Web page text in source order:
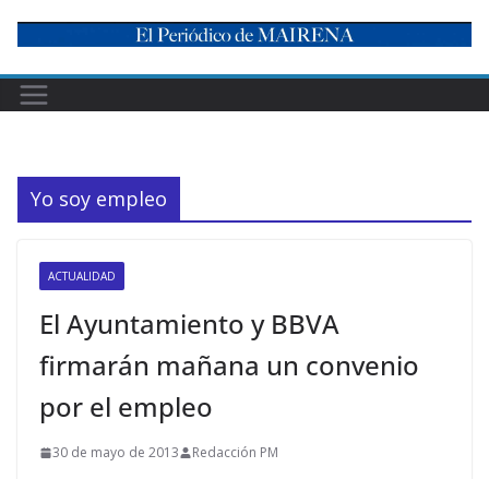
content
Yo soy empleo
ACTUALIDAD
El Ayuntamiento y BBVA
firmarán mañana un convenio
por el empleo
30 de mayo de 2013 Redacción PM